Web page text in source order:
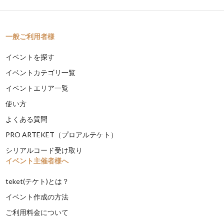
一般ご利用者様
イベントを探す
イベントカテゴリ一覧
イベントエリア一覧
使い方
よくある質問
PRO ARTEKET（プロアルテケト）
シリアルコード受け取り
イベント主催者様へ
teket(テケト)とは？
イベント作成の方法
ご利用料金について